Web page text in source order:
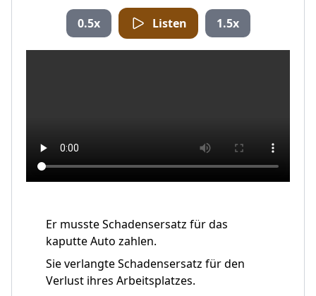
0.5x Listen 1.5x
Er musste Schadensersatz für das
kaputte Auto zahlen.
Sie verlangte Schadensersatz für den
Verlust ihres Arbeitsplatzes.